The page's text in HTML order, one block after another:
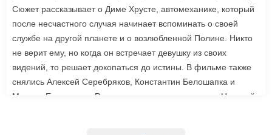
Сюжет рассказывает о Диме Хрусте, автомеханике, который
после несчастного случая начинает вспоминать о своей
службе на другой планете и о возлюбленной Полине. Никто
не верит ему, но когда он встречает девушку из своих
видений, то решает докопаться до истины. В фильме также
снялись Алексей Серебряков, Константин Белошапка и
Максим Емельянов. Режиссером картины выступил Николай